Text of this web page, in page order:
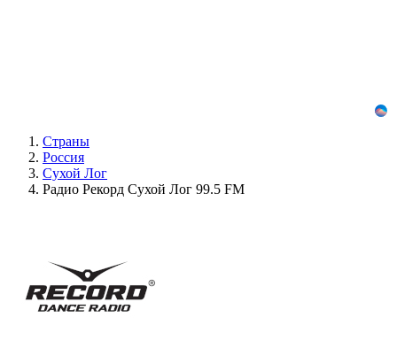
Страны
Россия
Сухой Лог
Радио Рекорд Сухой Лог 99.5 FM